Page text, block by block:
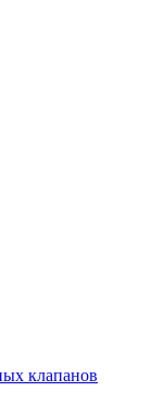
клапанов